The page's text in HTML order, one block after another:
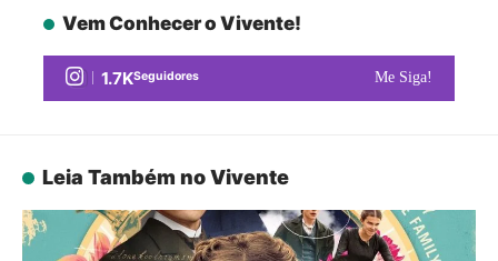
Vem Conhecer o Vivente!
1.7KSeguidores Me Siga!
Leia Também no Vivente